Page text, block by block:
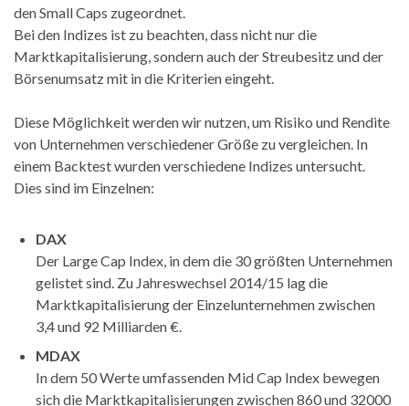
den Small Caps zugeordnet.
Bei den Indizes ist zu beachten, dass nicht nur die
Marktkapitalisierung, sondern auch der Streubesitz und der
Börsenumsatz mit in die Kriterien eingeht.
Diese Möglichkeit werden wir nutzen, um Risiko und Rendite
von Unternehmen verschiedener Größe zu vergleichen. In
einem Backtest wurden verschiedene Indizes untersucht.
Dies sind im Einzelnen:
DAX
Der Large Cap Index, in dem die 30 größten Unternehmen
gelistet sind. Zu Jahreswechsel 2014/15 lag die
Marktkapitalisierungder Einzelunternehmen zwischen
3,4 und 92 Milliarden €.
MDAX
In dem 50 Werte umfassenden Mid Cap Index bewegen
sich die Marktkapitalisierungen zwischen 860 und 32000